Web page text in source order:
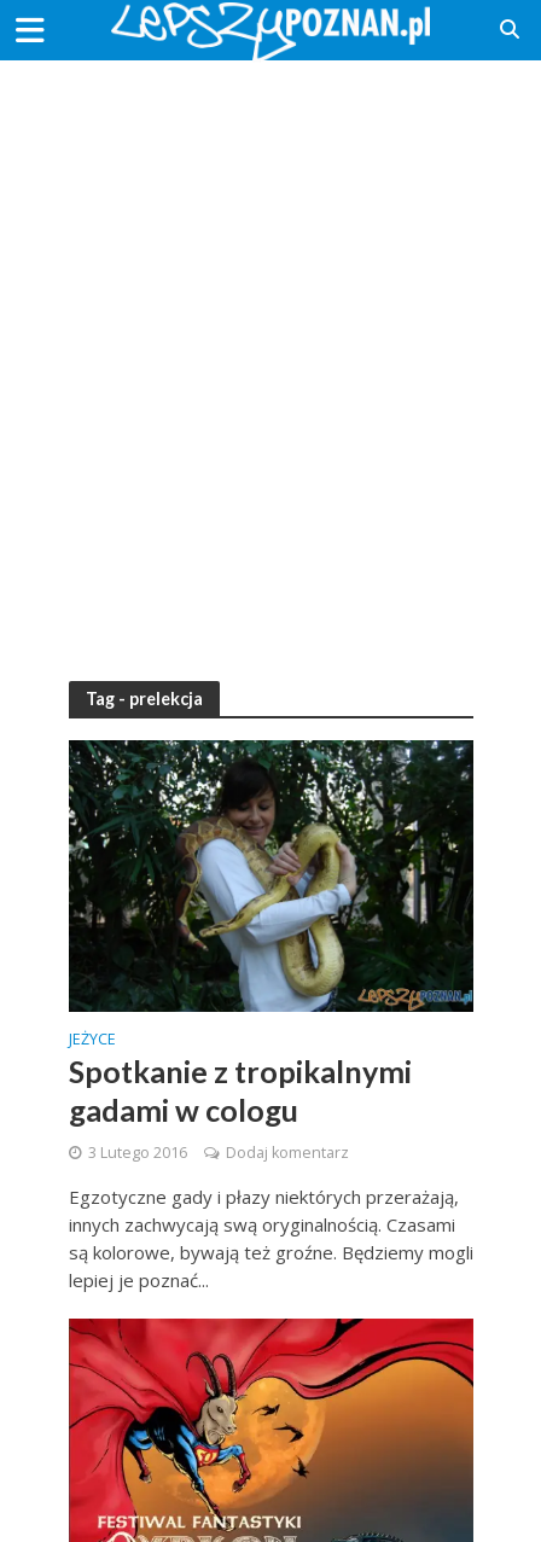
Tag - prelekcja
JEŻYCE
Spotkanie z tropikalnymi
gadami w cologu
3 Lutego 2016 Dodaj komentarz
Egzotyczne gady i płazy niektórych przerażają,
innych zachwycają swą oryginalnością. Czasami
są kolorowe, bywają też groźne. Będziemy mogli
lepiej je poznać...